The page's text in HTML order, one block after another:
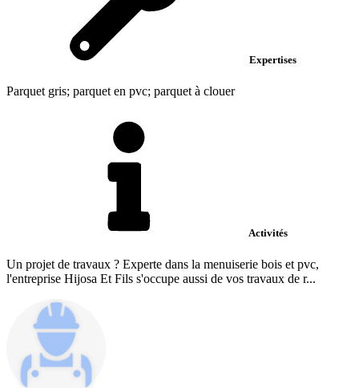
Expertises
Parquet gris; parquet en pvc; parquet à clouer
Activités
Un projet de travaux ? Experte dans la menuiserie bois et pvc,
l'entreprise Hijosa Et Fils s'occupe aussi de vos travaux de r...